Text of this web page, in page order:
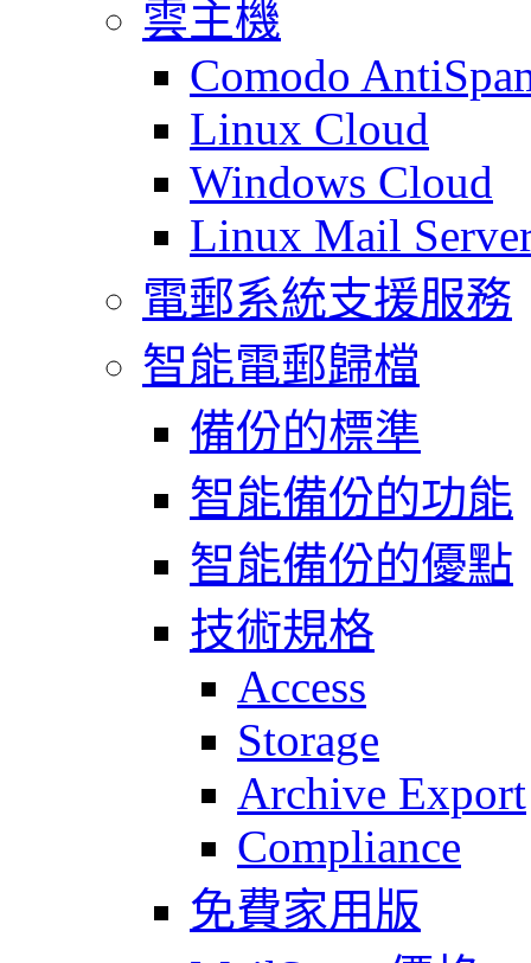
雲主機
Comodo
Linux Cloud
Windows Cloud
Linux Mail
電郵系統支援服務
智能電郵歸檔
備份的標準
智能備份的功能
智能備份的優點
技術規格
Access
Storage
Archive Export
Compliance
免費家用版